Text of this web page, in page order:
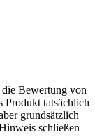
Bewertung von
Produkt tatsächlich
grundsätzlich
schließen